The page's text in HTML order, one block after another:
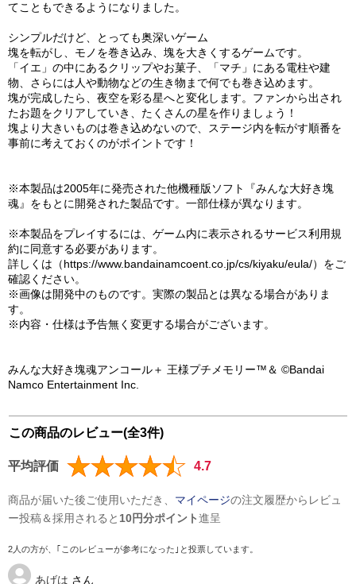
てこともできるようになりました。
シンプルだけど、とっても奥深いゲーム
塊を転がし、モノを巻き込み、塊を大きくするゲームです。
「イエ」の中にあるクリップやお菓子、「マチ」にある電柱や建
物、さらには人や動物などの生き物まで何でも巻き込めます。
塊が完成したら、夜空を彩る星へと変化します。ファンから出され
たお題をクリアしていき、たくさんの星を作りましょう！
塊より大きいものは巻き込めないので、ステージ内を転がす順番を
事前に考えておくのがポイントです！
※本製品は2005年に発売された他機種版ソフト『みんな大好き塊
魂』をもとに開発された製品です。一部仕様が異なります。
※本製品をプレイするには、ゲーム内に表示されるサービス利用規
約に同意する必要があります。
詳しくは（https://www.bandainamcoent.co.jp/cs/kiyaku/eula/）をご
確認ください。
※画像は開発中のものです。実際の製品とは異なる場合がありま
す。
※内容・仕様は予告無く変更する場合がございます。
みんな大好き塊魂アンコール＋ 王様プチメモリー™＆ ©Bandai
Namco Entertainment Inc.
この商品のレビュー(全3件)
平均評価 4.7
商品が届いた後ご使用いただき、 マイページの注文履歴からレビュ
ー投稿＆採用されると 10円分ポイント進呈
2人の方が、｢このレビューが参考になった｣と投票しています。
あげは さん